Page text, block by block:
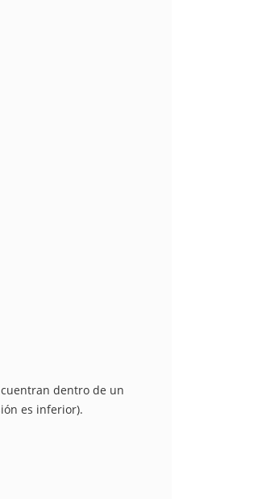
dentro de un
es inferior).